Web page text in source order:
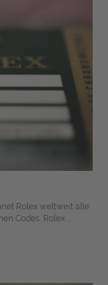
Rolex weltweit alle
Codes. Rolex ...